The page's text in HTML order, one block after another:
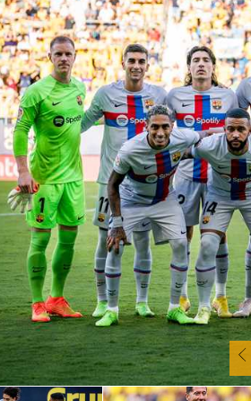
دوري أبطال أوروبا
القسم الثاني
رياضات أخرى